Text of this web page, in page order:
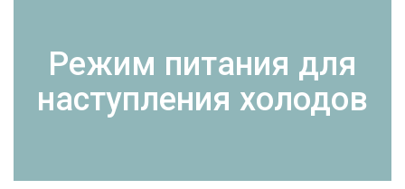
Режим питания для
наступления холодов